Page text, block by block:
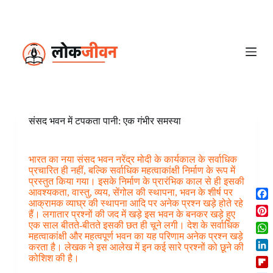
संसद भवन में टपकता पानी: एक गंभीर समस्या
भारत का नया संसद भवन नरेंद्र मोदी के कार्यकाल के सर्वाधिक
प्रचारित ही नहीं, बल्कि सर्वाधिक महत्वाकांक्षी निर्माण के रूप में
प्रस्तुत किया गया। इसके निर्माण के प्रारंभिक काल से ही इसकी
आवश्यकता, वास्तु, व्यय, सेंगोल की स्थापना, भवन के शीर्ष पर
आक्रामक व्याघ्र की स्थापना आदि पर अनेक प्रश्न खड़े होते रहे
हैं। लगातार प्रश्नों की जद में खड़े इस भवन के बनकर खड़े हुए
एक साल बीतते-बीतते इसकी छत ही चूने लगी। देश के सर्वाधिक
महत्वाकांक्षी और महत्वपूर्ण भवन का यह परिणाम अनेक प्रश्न खड़े
करता है। लेखक ने इस आलेख में इन कई सारे प्रश्नों को छूने की
कोशिश की है।
F
a
c
e
b
o
P
i
n
t
W
h
a
L
i